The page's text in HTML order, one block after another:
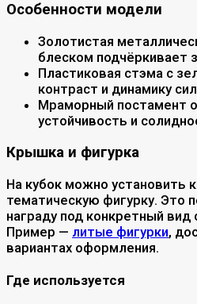
Особенности модели
Золотистая
блеском подчёркивает
Пластиковая стэма с
контраст и динамику
Мраморный постамент
устойчивость и
Крышка и фигурка
На кубок можно установить
тематическую фигурку. Это
награду под конкретный вид
Пример — литые фигурки,
вариантах оформления.
Где используется